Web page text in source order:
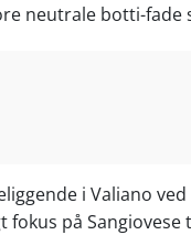
neutrale botti-fade
i Valiano
på